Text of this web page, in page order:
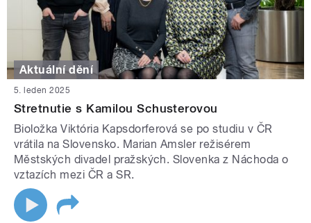
Aktuální dění
5. leden 2025
Stretnutie s Kamilou Schusterovou
Bioložka Viktória Kapsdorferová se po studiu v ČR
vrátila na Slovensko. Marian Amsler režisérem
Městských divadel pražských. Slovenka z Náchoda o
vztazích mezi ČR a SR.